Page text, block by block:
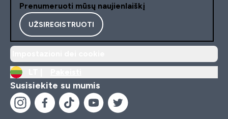
Prenumeruoti mūsų naujienlaiškį
UŽSIREGISTRUOTI
Susisiekite su mumis